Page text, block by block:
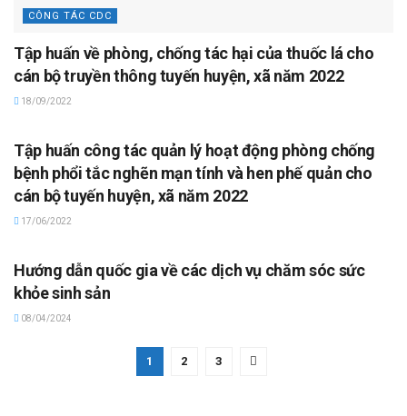
CÔNG TÁC CDC
Tập huấn về phòng, chống tác hại của thuốc lá cho
cán bộ truyền thông tuyến huyện, xã năm 2022
18/09/2022
Tập huấn công tác quản lý hoạt động phòng chống
bệnh phổi tắc nghẽn mạn tính và hen phế quản cho
cán bộ tuyến huyện, xã năm 2022
17/06/2022
Hướng dẫn quốc gia về các dịch vụ chăm sóc sức
khỏe sinh sản
08/04/2024
1 2 3